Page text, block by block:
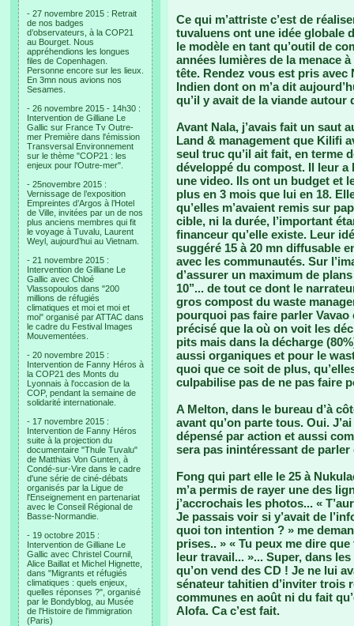
- 27 novembre 2015 : Retrait
de nos badges
d’observateurs, à la COP21
au Bourget. Nous
appréhendions les longues
files de Copenhagen.
Personne encore sur les lieux.
En 3mn nous avions nos
Sesames.
- 26 novembre 2015 - 14h30 :
Intervention de Gilliane Le
Gallic sur France Tv Outre-
mer Première dans l'émission
Transversal Environnement
sur le thème "COP21 : les
enjeux pour l'Outre-mer".
- 25novembre 2015 :
Vernissage de l’exposition
Empreintes d’Argos à l’Hotel
de Ville, invitées par un de nos
plus anciens membres qui fit
le voyage à Tuvalu, Laurent
Weyl, aujourd’hui au Vietnam.
- 21 novembre 2015 :
Intervention de Gilliane Le
Gallic avec Chloé
Vlassopoulos dans "200
millions de réfugiés
climatiques et moi et moi et
moi" organisé par ATTAC dans
le cadre du Festival Images
Mouvementées.
- 20 novembre 2015 :
Intervention de Fanny Héros à
la COP21 des Monts du
Lyonnais à l'occasion de la
COP, pendant la semaine de
solidarité internationale.
- 17 novembre 2015 :
Intervention de Fanny Héros
suite à la projection du
documentaire "Thule Tuvalu"
de Matthias Von Gunten, à
Condé-sur-Vire dans le cadre
d'une série de ciné-débats
organisés par la Ligue de
l'Enseignement en partenariat
avec le Conseil Régional de
Basse-Normandie.
- 19 octobre 2015 :
Intervention de Gilliane Le
Gallic avec Christel Cournil,
Alice Baillat et Michel Hignette,
dans "Migrants et réfugiés
climatiques : quels enjeux,
quelles réponses ?", organisé
par le Bondyblog, au Musée
de l'Histoire de l'immigration
(Paris)
Ce qui m’attriste c’est de
tuvaluens ont une idée globale
le modèle en tant qu’outil de
années lumières de la menace
tête. Rendez vous est pris
Indien dont on m’a dit
qu’il y avait de la viande autour
Avant Nala, j’avais fait un saut
Land & management que Kilifi
seul truc qu’il ait fait, en terme
développé du compost. Il leur
une video. Ils ont un budget et
plus en 3 mois que lui en 18.
qu’elles m’avaient remis sur
cible, ni la durée, l’important
financeur qu’elle existe. Leur
suggéré 15 à 20 mn diffusable
avec les communautés. Sur
d’assurer un maximum de
10’’... de tout ce dont le
gros compost du waste
pourquoi pas faire parler
précisé que la où on voit les
pits mais dans la décharge
aussi organiques et pour le
quoi que ce soit de plus,
culpabilise pas de ne pas faire
A Melton, dans le bureau d’à
avant qu’on parte tous. Oui.
dépensé par action et aussi
sera pas inintéressant de parler
Fong qui part elle le 25 à
m’a permis de rayer une des
j’accrochais les photos... «
Je passais voir si y’avait de
quoi ton intention ? » me
prises.. » « Tu peux me dire
leur travail... »... Super, dans
qu’on vend des CD ! Je ne lui
sénateur tahitien d’inviter trois
communes en août ni du fait
Alofa. Ca c’est fait.